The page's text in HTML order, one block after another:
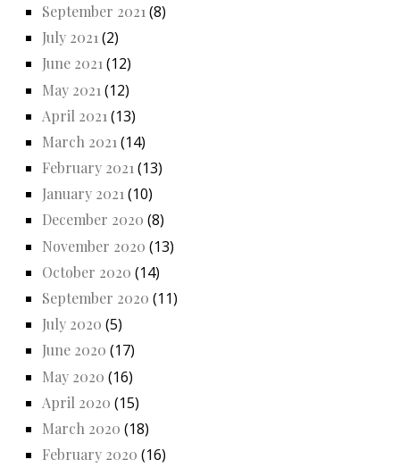
September 2021 (8)
July 2021 (2)
June 2021(12)
May 2021 (12)
April 2021 (13)
March 2021 (14)
February 2021 (13)
January 2021(10)
December 2020 (8)
November 2020 (13)
October 2020 (14)
September 2020 (11)
July 2020 (5)
June 2020 (17)
May 2020 (16)
April 2020 (15)
March 2020 (18)
February 2020 (16)